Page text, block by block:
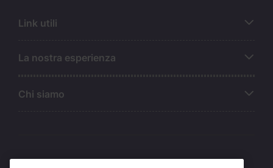
Link utili
La nostra esperienza
Chi siamo